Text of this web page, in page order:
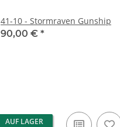
41-10 - Stormraven Gunship
90,00 € *
AUF LAGER